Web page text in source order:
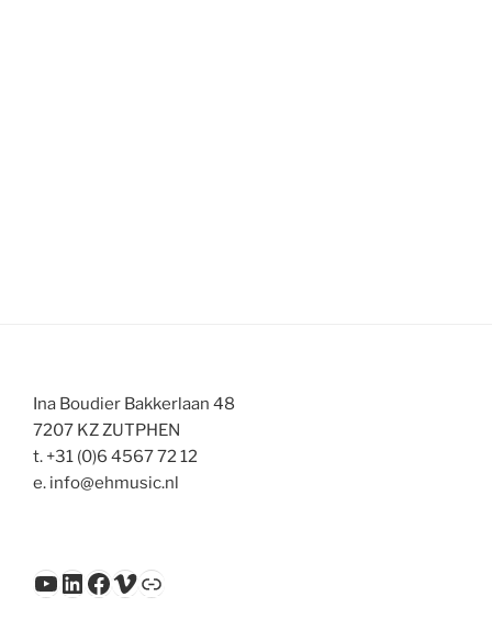
Ina Boudier Bakkerlaan 48
7207 KZ ZUTPHEN
t. +31 (0)6 4567 72 12
e. info@ehmusic.nl
YouTube
LinkedIn
Facebook
Vimeo
Link